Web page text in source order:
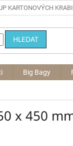
KARTONOVÝCH
HLEDAT
Big Bagy
x 450